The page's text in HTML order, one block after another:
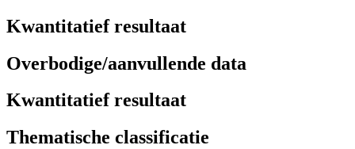
Kwantitatief resultaat
Overbodige/aanvullende data
Kwantitatief resultaat
Thematische classificatie